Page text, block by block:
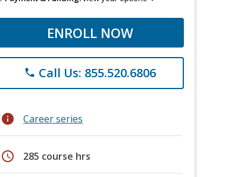
ENROLL NOW
phone Call Us: 855.520.6806
info Career series
schedule 285 course hrs